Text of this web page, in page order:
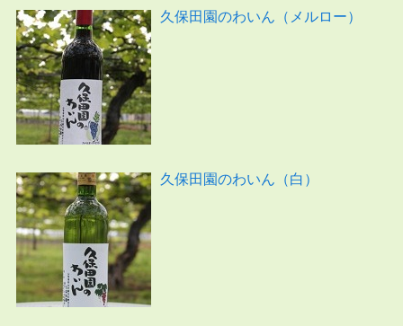
久保田園のわいん（メルロー）
久保田園のわいん（白）